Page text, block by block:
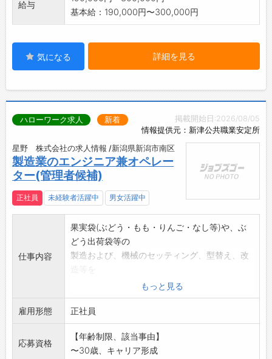
給与
基本給：190,000円〜300,000円
気になる 詳細を見る
掲載開始日:2026/08/05
情報提供元：新津公共職業安定所
ハローワーク求人 新着
星野 株式会社の求人情報 /新潟県新潟市南区
製造業のエンジニア兼オペレー
ター(管理者候補)
正社員 未経験者活躍中 男女活躍中
仕事内容
果実袋(ぶどう・もも・りんご・なし等)や、ぶ
どう出荷袋等の
製造および、機械のセッティング、型替え、改
公式ホームページ
http://www.hoshino-co.com
公式インスタグラム
http://www.instagram.com/
hoshino_co.official/
もっと見る
雇用形態 正社員
応募資格
【年齢制限、該当事由】
〜30歳、キャリア形成